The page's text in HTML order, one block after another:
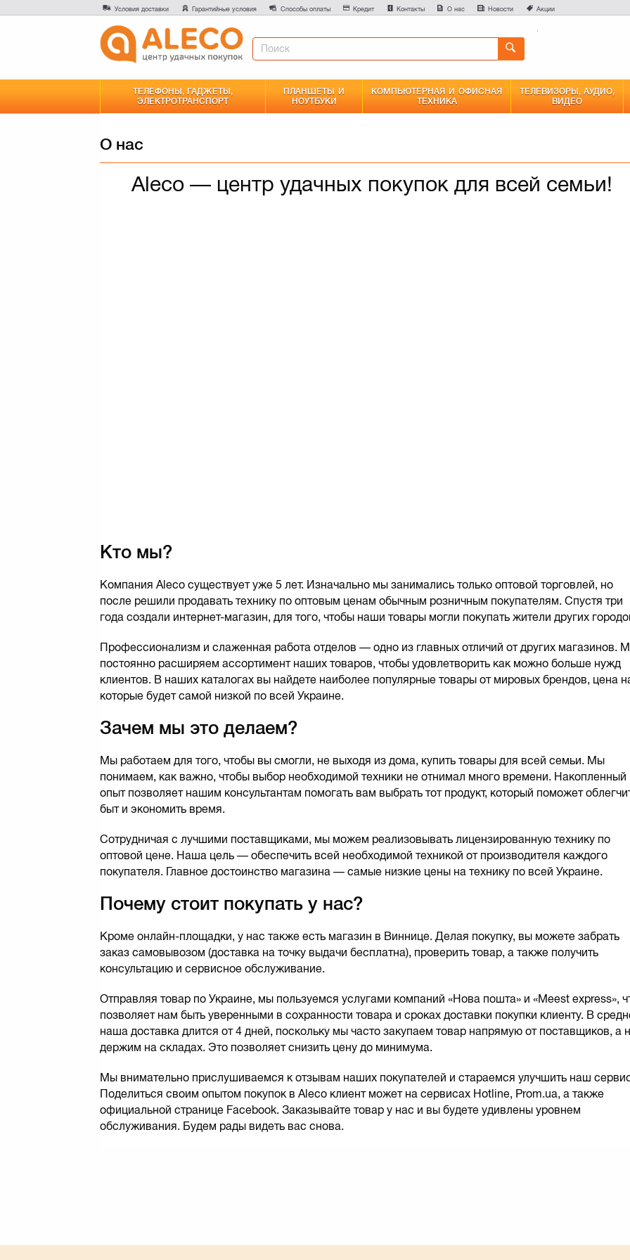
Условия доставки Гарантийные условия Способы оплаты Кредит Контакты О нас Новости Акции
ТЕЛЕФОНЫ, ГАДЖЕТЫ,
ЭЛЕКТРОТРАНСПОРТ
ПЛАНШЕТЫ И
НОУТБУКИ
КОМПЬЮТЕРНАЯ И ОФИСНАЯ
ТЕХНИКА
ТЕЛЕВИЗОРЫ, АУДИО,
ВИДЕО
О нас
Aleco — центр удачных покупок для всей семьи!
Кто мы?
Компания Aleco существует уже 5 лет. Изначально мы занимались только оптовой торговлей, но
после решили продавать технику по оптовым ценам обычным розничным покупателям. Спустя три
года создали интернет-магазин, для того, чтобы наши товары могли покупать жители других
Профессионализм и слаженная работа отделов — одно из главных отличий от других магазинов.
постоянно расширяем ассортимент наших товаров, чтобы удовлетворить как можно больше нужд
клиентов. В наших каталогах вы найдете наиболее популярные товары от мировых брендов, цена
которые будет самой низкой по всей Украине.
Зачем мы это делаем?
Мы работаем для того, чтобы вы смогли, не выходя из дома, купить товары для всей семьи. Мы
понимаем, как важно, чтобы выбор необходимой техники не отнимал много времени. Накопленный
опыт позволяет нашим консультантам помогать вам выбрать тот продукт, который поможет
быт и экономить время.
Сотрудничая с лучшими поставщиками, мы можем реализовывать лицензированную технику по
оптовой цене. Наша цель — обеспечить всей необходимой техникой от производителя каждого
покупателя. Главное достоинство магазина — самые низкие цены на технику по всей Украине.
Почему стоит покупать у нас?
Кроме онлайн-площадки, у нас также есть магазин в Виннице. Делая покупку, вы можете забрать
заказ самовывозом (доставка на точку выдачи бесплатна), проверить товар, а также получить
консультацию и сервисное обслуживание.
Отправляя товар по Украине, мы пользуемся услугами компаний «Нова пошта» и «Meest express»,
позволяет нам быть уверенными в сохранности товара и сроках доставки покупки клиенту. В
наша доставка длится от 4 дней, поскольку мы часто закупаем товар напрямую от поставщиков, а
держим на складах. Это позволяет снизить цену до минимума.
Мы внимательно прислушиваемся к отзывам наших покупателей и стараемся улучшить наш
Поделиться своим опытом покупок в Aleco клиент может на сервисах Hotline, Prom.ua, а также
официальной странице Facebook. Заказывайте товар у нас и вы будете удивлены уровнем
обслуживания. Будем рады видеть вас снова.